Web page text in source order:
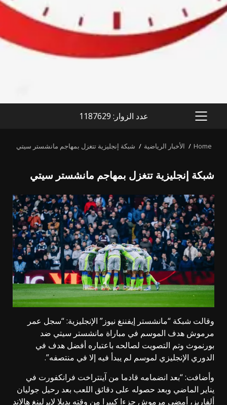
PRIMARY
عدد الزوار: 1187629
Home الأخبار الرياضية شبكة إنجليزية تتغزل بمهاجم مانشستر سيتي
شبكة إنجليزية تتغزل بمهاجم مانشستر سيتي
وقالت شبكة “مانشستر إيفننغ نيوز” الإنجليزية: “سجل عمر
مرموش هدف الموسم في مباراة مانشستر سيتي ضد
بورنموث وتم التصويت لصالحه باعتباره أفضل هدف في
الدوري الإنجليزي لموسم لم يبدأ فيه إلا في منتصفه”.
وأضافت: “بعد انضمامه قادما من آينتراخت فرانكفورت في
يناير الماضي وبعد حصوله على دقائق اللعب بعد رحيل جوليان
ألفاريز، أمضى مرموش جزءا كبيرا من وقته بديلا لإيرلينغ هالاند